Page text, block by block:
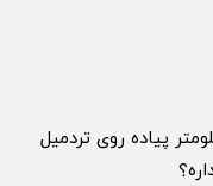
پیاده روی تردمیل